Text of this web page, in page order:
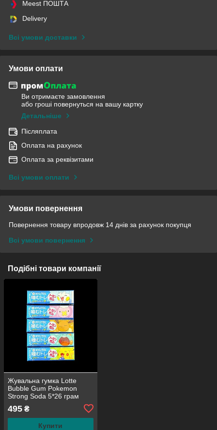
Meest ПОШТА
Delivery
Всі умови доставки
Умови оплати
Ви отримаєте замовлення
або гроші повернуться на вашу картку
Детальніше
Післяплата
Оплата на рахунок
Оплата за реквізитами
Всі умови оплати
Умови повернення
Повернення товару впродовж 14 днів за рахунок покупця
Всі умови повернення
Подібні товари компанії
Жувальна гумка Lotte
Bubble Gum Pokemon
Strong Soda 5*26 грам
495 ₴
Купити